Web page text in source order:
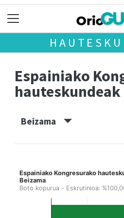
Espainiako
hauteskundeak
Beizama
Espainiako Kongresurako
Beizama
Boto kopurua - Eskrutinioa: